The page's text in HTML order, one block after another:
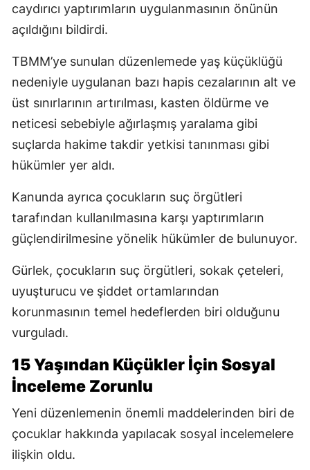
caydırıcı yaptırımların uygulanmasının önünün
açıldığını bildirdi.
TBMM’ye sunulan düzenlemede yaş küçüklüğü
nedeniyle uygulanan bazı hapis cezalarının alt ve
üst sınırlarının artırılması, kasten öldürme ve
neticesi sebebiyle ağırlaşmış yaralama gibi
suçlarda hakime takdir yetkisi tanınması gibi
hükümler yer aldı.
Kanunda ayrıca çocukların suç örgütleri
tarafından kullanılmasına karşı yaptırımların
güçlendirilmesine yönelik hükümler de bulunuyor.
Gürlek, çocukların suç örgütleri, sokak çeteleri,
uyuşturucu ve şiddet ortamlarından
korunmasının temel hedeflerden biri olduğunu
vurguladı.
15 Yaşından Küçükler İçin Sosyal
İnceleme Zorunlu
Yeni düzenlemenin önemli maddelerinden biri de
çocuklar hakkında yapılacak sosyal incelemelere
ilişkin oldu.